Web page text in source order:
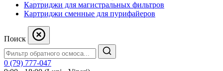
Картриджи для магистральных фильтров
Картриджи сменные для пурифайеров
Поиск
0 (79) 777-047